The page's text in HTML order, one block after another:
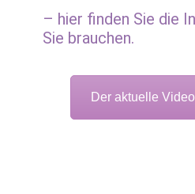
– hier finden Sie die
Sie brauchen.
Der aktuelle